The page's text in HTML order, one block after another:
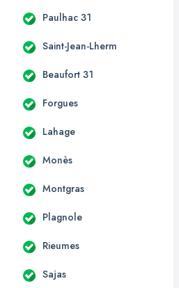
Paulhac 31
Saint-Jean-Lherm
Beaufort 31
Forgues
Lahage
Monès
Montgras
Plagnole
Rieumes
Sajas